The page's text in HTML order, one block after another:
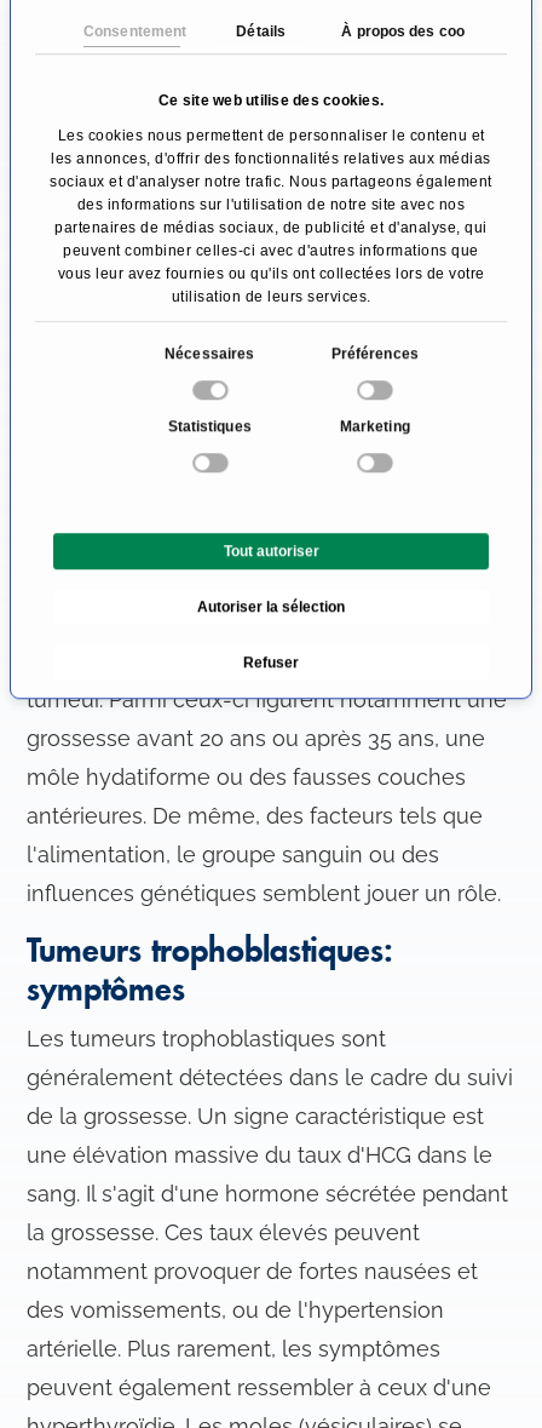
Consentement Détails À propos des cookies
Ce site web utilise des cookies.
Les cookies nous permettent de personnaliser le contenu et
les annonces, d'offrir des fonctionnalités relatives aux médias
sociaux et d'analyser notre trafic. Nous partageons également
des informations sur l'utilisation de notre site avec nos
partenaires de médias sociaux, de publicité et d'analyse, qui
peuvent combiner celles-ci avec d'autres informations que
vous leur avez fournies ou qu'ils ont collectées lors de votre
utilisation de leurs services.
o
e
n
t
m
n
t
Nécessaires Préférences
Statistiques Marketing
Tout autoriser
Autoriser la sélection
Refuser
pourrait se développer, mais une tumeur
Dans le cas des tumeurs trophoblastiques
malignes, telles que les mères-moles
invasives ou les carcinomes chorioniques, les
cellules se développent indépendamment de
tout signal externe et envahissent d’autres
d’autres tissus et y former des métastases.
d'une tumeur trophoblastique ne peuvent
présence favorise l'apparition d'une telle
tumeur. Parmi ceux-ci figurent notamment une
grossesse avant 20 ans ou après 35 ans, une
môle hydatiforme ou des fausses couches
antérieures. De même, des facteurs tels que
l'alimentation, le groupe sanguin ou des
influences génétiques semblent jouer un rôle.
Tumeurs trophoblastiques:
symptômes
Les tumeurs trophoblastiques sont
généralement détectées dans le cadre du suivi
de la grossesse. Un signe caractéristique est
une élévation massive du taux d'HCG dans le
sang. Il s'agit d'une hormone sécrétée pendant
la grossesse. Ces taux élevés peuvent
notamment provoquer de fortes nausées et
des vomissements, ou de l'hypertension
artérielle. Plus rarement, les symptômes
peuvent également ressembler à ceux d'une